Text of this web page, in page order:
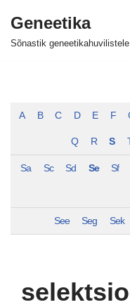
Skip
Geneetika
Sõnastik geneetikahuvilistele
A B C D E F
Q R S
Sa Sc Sd Se Sf
See Seg Sek